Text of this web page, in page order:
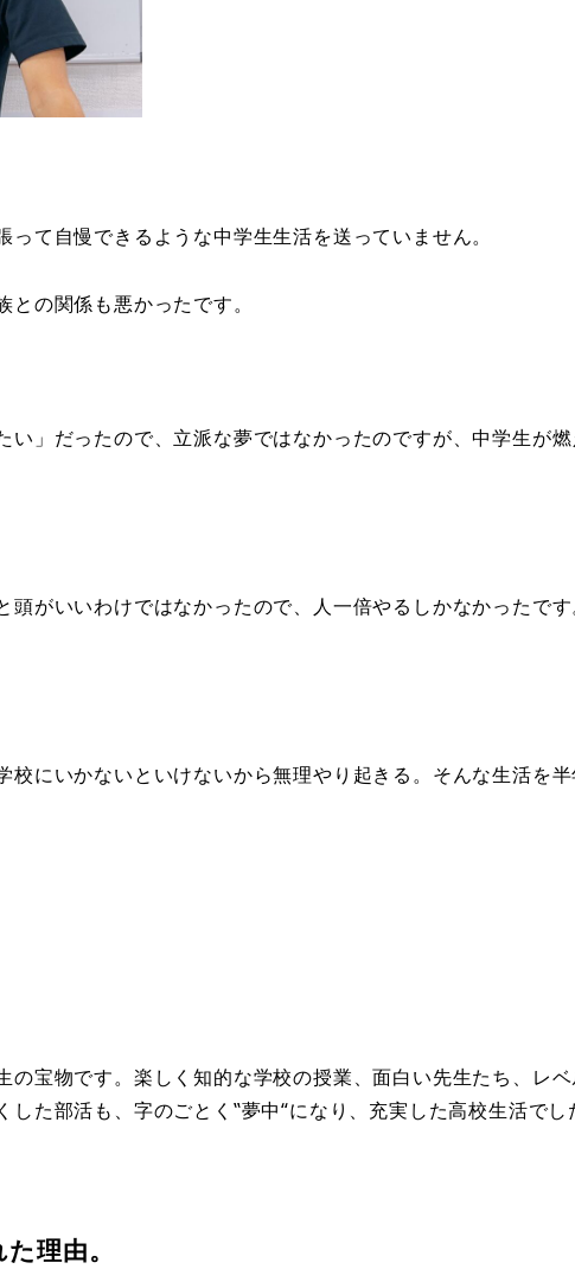
って自慢できるような中学生生活を送っていません。
の関係も悪かったです。
」だったので、立派な夢ではなかったのですが、中学生が
がいいわけではなかったので、人一倍やるしかなかったです
校にいかないといけないから無理やり起きる。そんな生活を
宝物です。楽しく知的な学校の授業、面白い先生たち、レ
た部活も、字のごとく‟夢中“になり、充実した高校生活でし
理由。